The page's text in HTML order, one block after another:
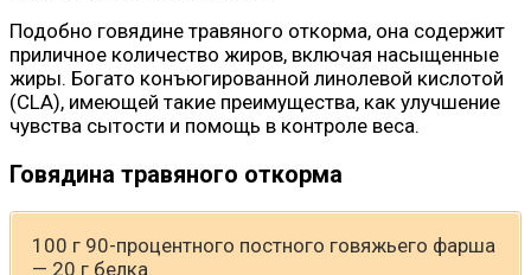
Подобно говядине травяного откорма, она содержит
приличное количество жиров, включая насыщенные
жиры. Богато конъюгированной линолевой кислотой
(CLA), имеющей такие преимущества, как улучшение
чувства сытости и помощь в контроле веса.
Говядина травяного откорма
100 г 90-процентного постного говяжьего фарша
— 20 г белка.